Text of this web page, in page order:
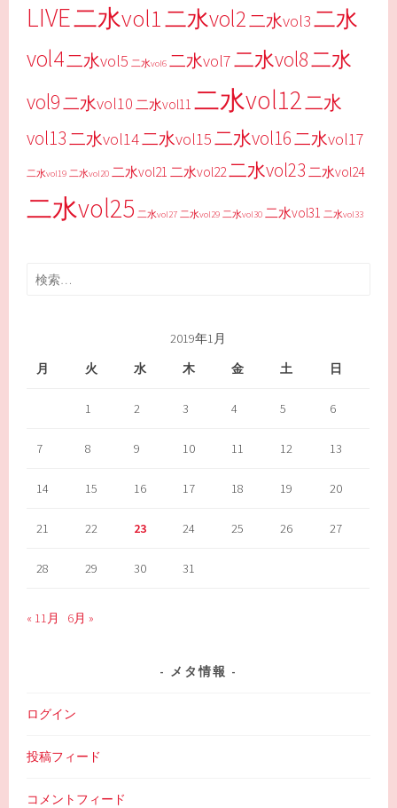
LIVE二水vol1二水vol2二水vol3二水
vol4二水vol5 二水vol6 二水vol7二水vol8二水
vol9二水vol10 二水vol11 二水vol12二水
vol13二水vol14二水vol15二水vol16二水vol17
二水vol19 二水vol20 二水vol21 二水vol22二水vol23 二水vol24
二水vol25 二水vol27 二水vol29 二水vol30 二水vol31 二水vol33
検
2019年1月
月
火 水 木 金 土 日
1 2 3 4 5 6
7 8 9 10 11 12 13
14 15 16 17 18 19 20
21 22 23 24 25 26 27
28 29 30 31
« 11月 6月 »
メタ情報
ログイン
投稿フィード
コメントフィード